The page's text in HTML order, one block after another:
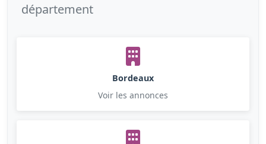
département
Bordeaux
Voir les annonces